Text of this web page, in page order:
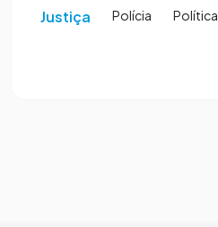
Justiça Polícia Política